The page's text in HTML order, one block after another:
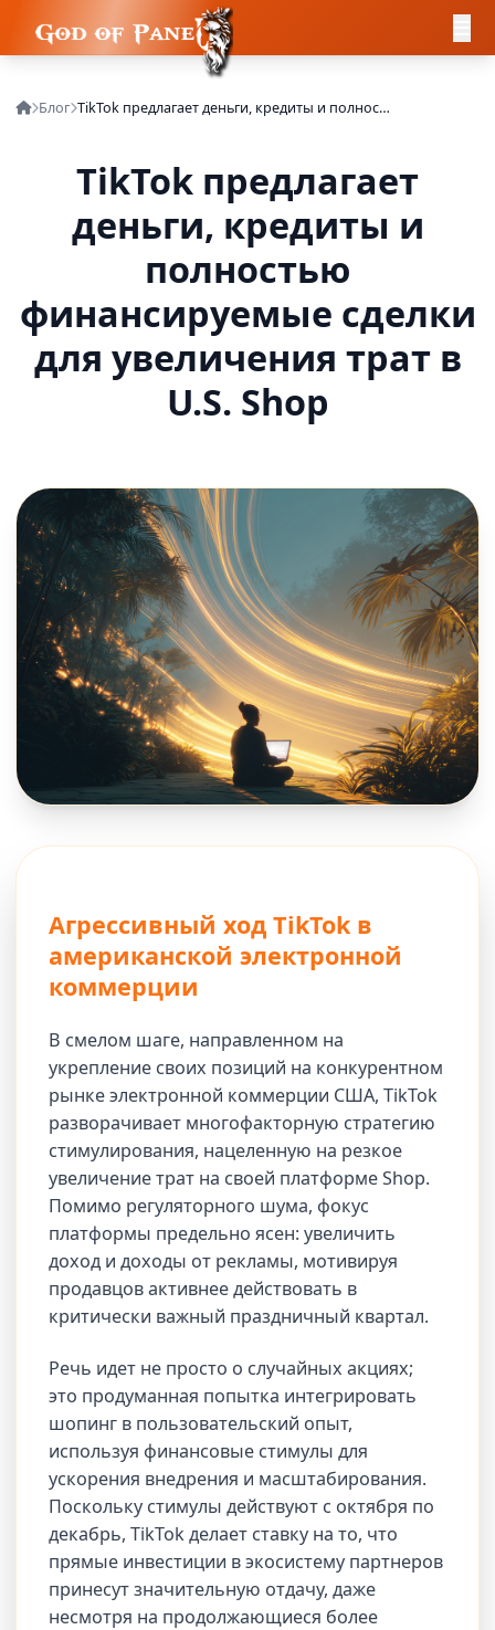
Блог TikTok предлагает деньги, кредиты и полностью финансируемые сделки для увеличения трат в U.S. Shop
TikTok предлагает
деньги, кредиты и
полностью
финансируемые сделки
для увеличения трат в
U.S. Shop
Агрессивный ход TikTok в
американской электронной
коммерции
В смелом шаге, направленном на
укрепление своих позиций на конкурентном
рынке электронной коммерции США, TikTok
разворачивает многофакторную стратегию
стимулирования, нацеленную на резкое
увеличение трат на своей платформе Shop.
Помимо регуляторного шума, фокус
платформы предельно ясен: увеличить
доход и доходы от рекламы, мотивируя
продавцов активнее действовать в
критически важный праздничный квартал.
Речь идет не просто о случайных акциях;
это продуманная попытка интегрировать
шопинг в пользовательский опыт,
используя финансовые стимулы для
ускорения внедрения и масштабирования.
Поскольку стимулы действуют с октября по
декабрь, TikTok делает ставку на то, что
прямые инвестиции в экосистему партнеров
принесут значительную отдачу, даже
несмотря на продолжающиеся более